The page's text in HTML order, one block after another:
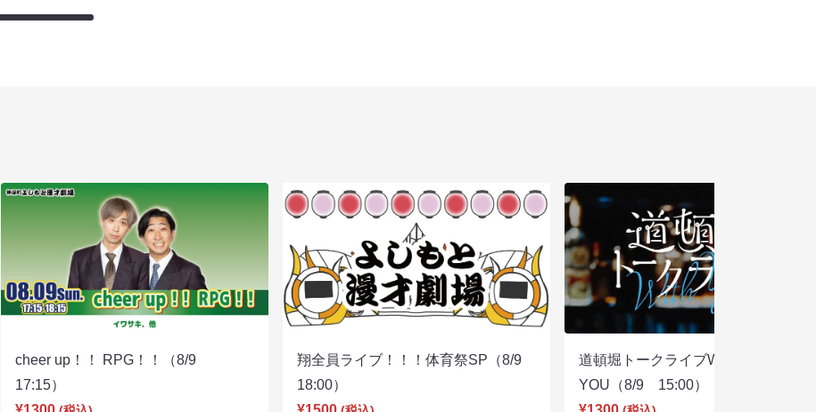
cheer up！！ RPG！！（8/9
17:15）
翔全員ライブ！！！体育祭SP（8/9
18:00）
道頓堀トークライブWITH
YOU（8/9 15:00）